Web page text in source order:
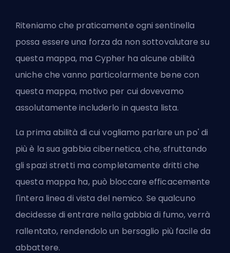
Riteniamo che praticamente ogni sentinella
possa essere una forza da non sottovalutare su
questa mappa, ma Cypher ha alcune abilità
uniche che vanno particolarmente bene con
questa mappa, motivo per cui dovevamo
assolutamente includerlo in questa lista.
La prima abilità di cui vogliamo parlare un po' di
più è la sua gabbia cibernetica, che, sfruttando
gli spazi stretti ma completamente dritti che
questa mappa ha, può bloccare efficacemente
l'intera linea di vista del nemico. Se qualcuno
decidesse di entrare nella gabbia di fumo, verrà
rallentato, rendendolo un bersaglio più facile da
abbattere.